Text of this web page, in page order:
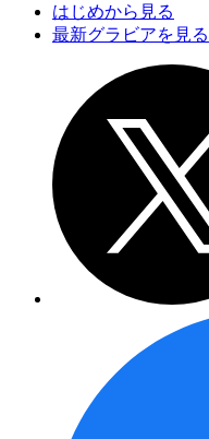
はじめから見る
最新グラビアを見る